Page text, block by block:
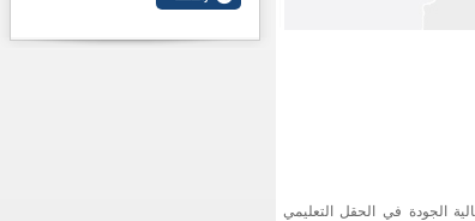
الجودة في الحقل التعليمي